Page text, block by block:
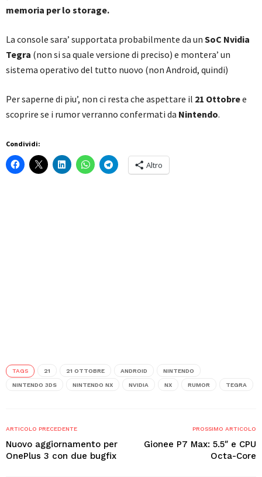
memoria per lo storage.
La console sara’ supportata probabilmente da un SoC Nvidia
Tegra (non si sa quale versione di preciso) e montera’ un
sistema operativo del tutto nuovo (non Android, quindi)
Per saperne di piu’, non ci resta che aspettare il 21 Ottobree
scoprire se i rumor verranno confermati da Nintendo.
Condividi:
Altro
TAGS 21 21 OTTOBRE ANDROID NINTENDO
NINTENDO 3DS NINTENDO NX NVIDIA NX RUMOR TEGRA
ARTICOLO PRECEDENTE
Nuovo aggiornamento per
OnePlus 3 con due bugfix
PROSSIMO ARTICOLO
Gionee P7 Max: 5.5″ e CPU
Octa-Core